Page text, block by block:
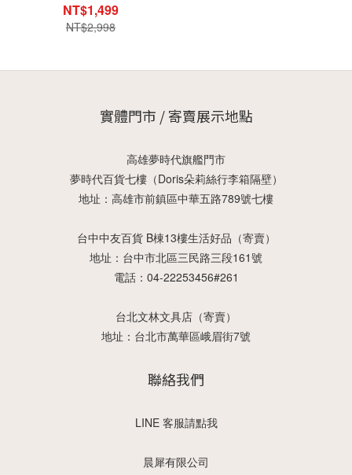
NT$1,499
NT$2,998
實體門市 / 寄賣展示地點
高雄夢時代旗艦門市
夢時代百貨七樓（Doris朵莉絲行李箱隔壁）
地址：高雄市前鎮區中華五路789號七樓
台中中友百貨 B棟13樓生活好品（寄賣）
地址：台中市北區三民路三段161號
電話：04-22253456#261
台北文林文具店（寄賣）
地址：台北市萬華區峨眉街7號
聯絡我們
LINE 客服請點我
晨犀有限公司